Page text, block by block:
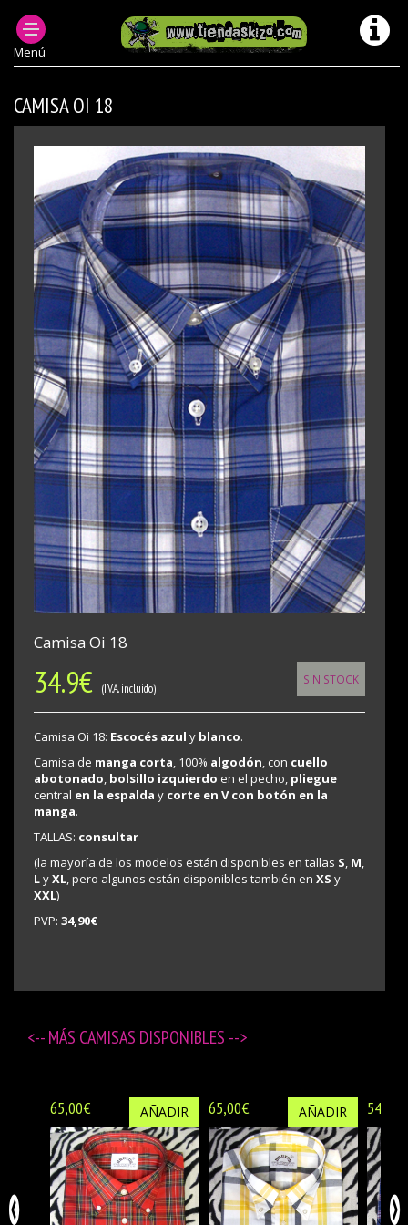
Menú
ROPA PUNK HOMBRE CAMISAS PUNK OI ESCOCESAS HOMBRE
CAMISA OI 18
Camisa Oi 18
34.9€ (I.V.A. incluido)
SIN STOCK
Camisa Oi 18: Escocés azul y blanco.
Camisa de manga corta, 100% algodón, con cuello
abotonado, bolsillo izquierdo en el pecho, pliegue
central en la espalda y corte en V con botón en la
manga.
TALLAS: consultar
(la mayoría de los modelos están disponibles en tallas S, M,
LyXL, pero algunos están disponibles también en XS y
XXL)
PVP: 34,90€
<-- MÁS CAMISAS DISPONIBLES -->
65,00€ AÑADIR 65,00€ AÑADIR 54,90€